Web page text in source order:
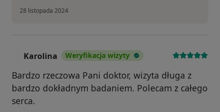
28 listopada 2024
Karolina Weryfikacja wizyty
Bardzo rzeczowa Pani doktor, wizyta długa z
bardzo dokładnym badaniem. Polecam z całego
serca.